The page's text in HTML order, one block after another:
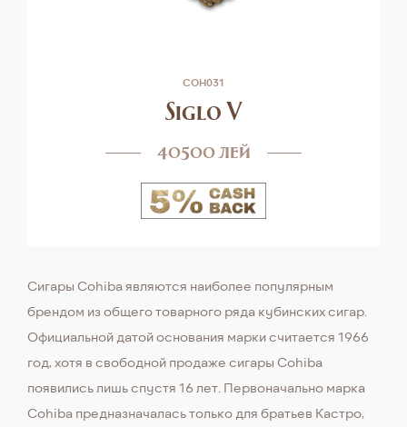
COH031
Siglo V
40500 лей
Сигары Cohiba являются наиболее популярным
брендом из общего товарного ряда кубинских сигар.
Официальной датой основания марки считается 1966
год, хотя в свободной продаже сигары Cohiba
появились лишь спустя 16 лет. Первоначально марка
Cohiba предназначалась только для братьев Кастро,